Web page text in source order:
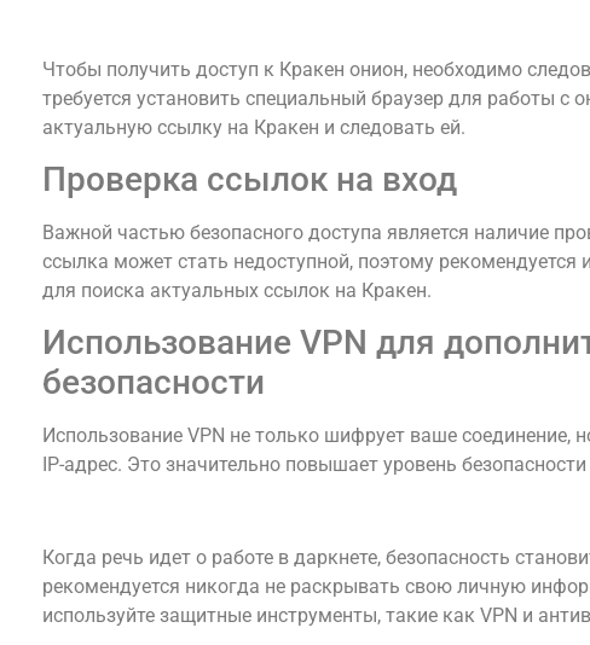
Чтобы получить доступ к Кракен онион, необходимо
требуется установить специальный браузер для работы с
актуальную ссылку на Кракен и следовать ей.
Проверка ссылок на вход
Важной частью безопасного доступа является наличие
ссылка может стать недоступной, поэтому рекомендуется
для поиска актуальных ссылок на Кракен.
Использование VPN для
безопасности
Использование VPN не только шифрует ваше соединение,
IP-адрес. Это значительно повышает уровень
Когда речь идет о работе в даркнете, безопасность
рекомендуется никогда не раскрывать свою личную
используйте защитные инструменты, такие как VPN и